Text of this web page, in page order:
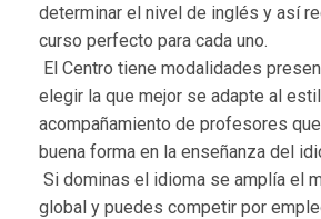
determinar el nivel de inglés y así
curso perfecto para cada uno.
El Centro tiene modalidades
elegir la que mejor se adapte al
acompañamiento de profesores
buena forma en la enseñanza del
Si dominas el idioma se amplía el
global y puedes competir por